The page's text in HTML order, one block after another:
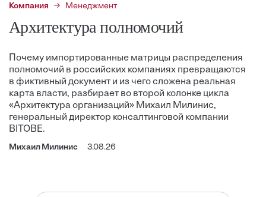
Компания Менеджмент
Архитектура полномочий
Почему импортированные матрицы распределения
полномочий в российских компаниях превращаются
в фиктивный документ и из чего сложена реальная
карта власти, разбирает во второй колонке цикла
«Архитектура организаций» Михаил Милинис,
генеральный директор консалтинговой компании
BITOBE.
Михаил Милинис 3.08.26